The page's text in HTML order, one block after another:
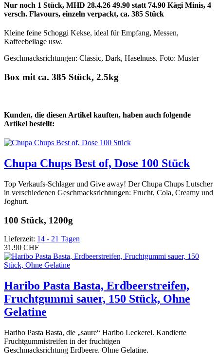
Nur noch 1 Stück, MHD 28.4.26 49.90 statt 74.90 Kägi Minis, 4
versch. Flavours, einzeln verpackt, ca. 385 Stück
Kleine feine Schoggi Kekse, ideal für Empfang, Messen,
Kaffeebeilage usw.
Geschmacksrichtungen: Classic, Dark, Haselnuss. Foto: Muster
Box mit ca. 385 Stück, 2.5kg
Kunden, die diesen Artikel kauften, haben auch folgende
Artikel bestellt:
Chupa Chups Best of, Dose 100 Stück
Top Verkaufs-Schlager und Give away! Der Chupa Chups Lutscher
in verschiedenen Geschmacksrichtungen: Frucht, Cola, Creamy und
Joghurt.
100 Stück, 1200g
Lieferzeit: 14 - 21 Tagen
31.90 CHF
Haribo Pasta Basta, Erdbeerstreifen,
Fruchtgummi sauer, 150 Stück, Ohne
Gelatine
Haribo Pasta Basta, die „saure“ Haribo Leckerei. Kandierte
Fruchtgummistreifen in der fruchtigen
Geschmacksrichtung Erdbeere. Ohne Gelatine.